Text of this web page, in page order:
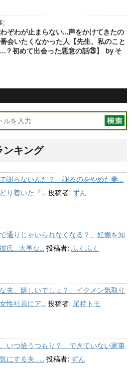
:
ぞわが止まらない…声をかけてきたの
会いたくなかった人【先生、私のこと
？初めて出会った悪意の話㉕】 by そ
ンキング
で謝らないんだ？」謝るのをやめた妻…
り着いた『... 投稿者: ずん
で通りじゃいられなくなる？」妊娠を知
氏…大事な... 投稿者: ふくふく
な夫、嬉しいでしょ？」イクメン気取り
性社員にア... 投稿者: 尾持トモ
、いつ拾うつもり？」できていない家事
にする夫…... 投稿者: ずん